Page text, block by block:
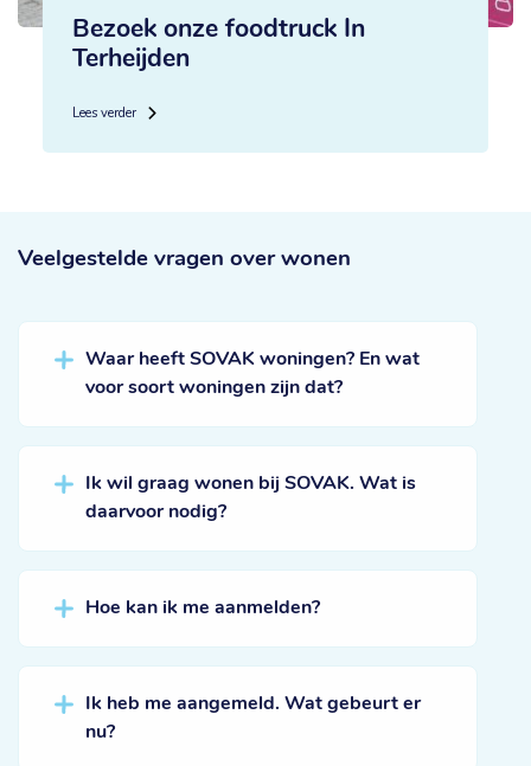
Bezoek onze foodtruck In
Terheijden
Lees verder
Veelgestelde vragen over wonen
Waar heeft SOVAK woningen? En wat
voor soort woningen zijn dat?
Ik wil graag wonen bij SOVAK. Wat is
daarvoor nodig?
Hoe kan ik me aanmelden?
Ik heb me aangemeld. Wat gebeurt er
nu?